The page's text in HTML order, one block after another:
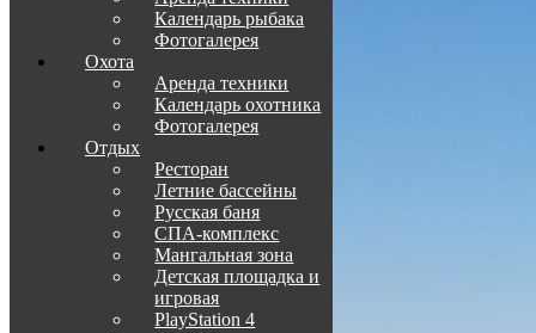
Календарь рыбака
Фотогалерея
Охота
Аренда техники
Календарь охотника
Фотогалерея
Отдых
Ресторан
Летние бассейны
Русская баня
СПА-комплекс
Мангальная зона
Детская площадка и
игровая
PlayStation 4